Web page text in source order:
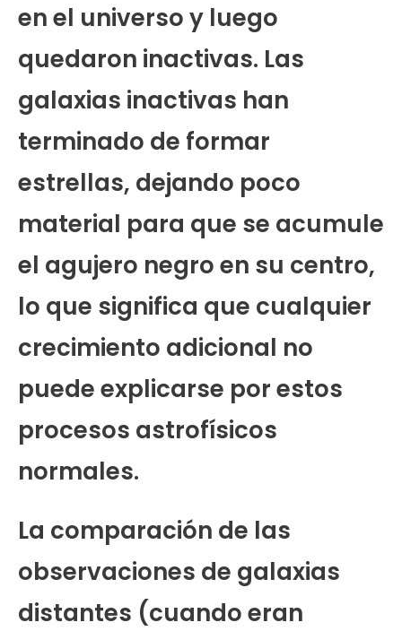
en el universo y luego
quedaron inactivas. Las
galaxias inactivas han
terminado de formar
estrellas, dejando poco
material para que se acumule
el agujero negro en su centro,
lo que significa que cualquier
crecimiento adicional no
puede explicarse por estos
procesos astrofísicos
normales.
La comparación de las
observaciones de galaxias
distantes (cuando eran